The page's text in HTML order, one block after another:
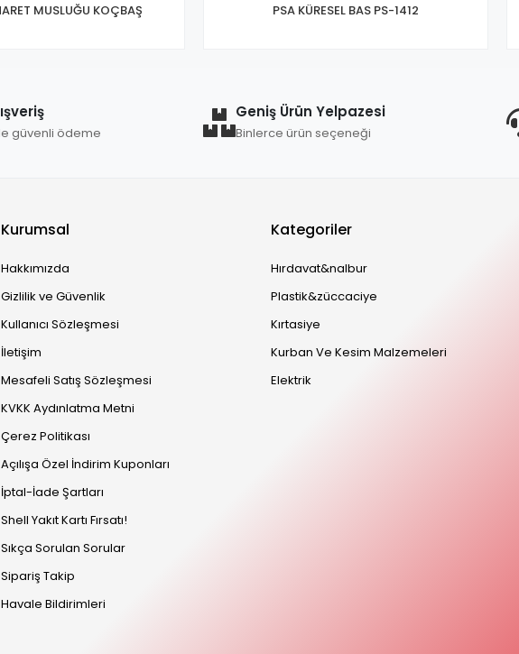
MUSLUĞU KOÇBAŞ PSA KÜRESEL BAS PS-1412
güvenli ödeme
Geniş Ürün Yelpazesi
Binlerce ürün seçeneği
Kurumsal
Hakkımızda
Gizlilik ve Güvenlik
Kullanıcı Sözleşmesi
İletişim
Mesafeli Satış Sözleşmesi
KVKK Aydınlatma Metni
Çerez Politikası
Açılışa Özel İndirim Kuponları
İptal-İade Şartları
Shell Yakıt Kartı Fırsatı!
Sıkça Sorulan Sorular
Sipariş Takip
Havale Bildirimleri
Kategoriler
Hırdavat&nalbur
Plastik&züccaciye
Kırtasiye
Kurban Ve Kesim Malzemeleri
Elektrik